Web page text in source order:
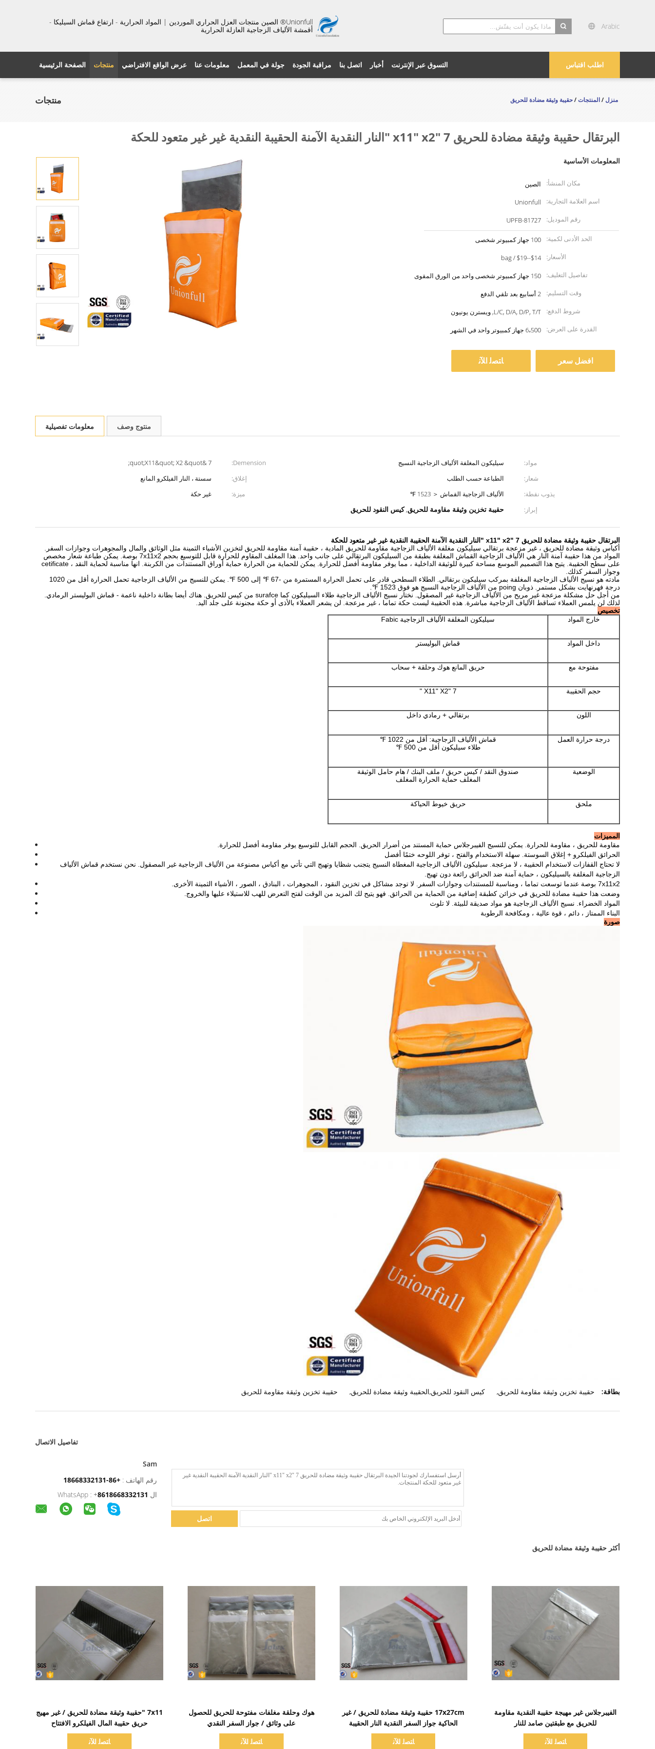
Unionfull® الصين منتجات العزل الحراري الموردين | المواد الحرارية - ارتفاع قماش السيليكا -
أقمشة الألياف الزجاجية العازلة الحرارية
Arabic
اطلب اقتباس الصفحة الرئيسية منتجات عرض الواقع الافتراضي معلومات عنا جولة في المعمل مراقبة الجودة اتصل بنا أخبار التسوق عبر الإنترنت
منتجات منزل/المنتجات/حقيبة وثيقة مضادة للحريق
البرتقال حقيبة وثيقة مضادة للحريق 7 "x11" x2 "النار النقدية الآمنة الحقيبة النقدية غير غير متعود للحكة
المعلومات الأساسية
مكان المنشأ:
الصين
اسم العلامة التجارية:
Unionfull
رقم الموديل:
UPFB-81727
الحد الأدنى لكمية:
100 جهاز كمبيوتر شخصى
الأسعار:
$14--$19 / bag
تفاصيل التغليف:
150 جهاز كمبيوتر شخصى واحد من الورق المقوى
وقت التسليم:
2 أسابيع بعد تلقي الدفع
شروط الدفع:
L/C, D/A, D/P, T/T, ويسترن يونيون
القدرة على العرض:
6،500 جهاز كمبيوتر واحد في الشهر
افضل سعر ﺎﺘﺼﻟ ﺍﻶﻧ
معلومات تفصيلية منتوج وصف
مواد: سيليكون المغلفة الألياف الزجاجية النسيج Demension:
7 &quot;X11&quot; X2 &quot;
شعار:
الطباعة حسب الطلب إغلاق:
سستة ، النار الفيلكرو المانع
يذوب نقطة:
الألياف الزجاجية القماش ＜ 1523 ℉ ميزة:
غير حكة
إبراز:
حقيبة تخزين وثيقة مقاومة للحريق,كيس النقود للحريق
البرتقال حقيبة وثيقة مضادة للحريق 7 "x11" x2 "النار النقدية الآمنة الحقيبة النقدية غير غير متعود للحكة
أكياس وثيقة مضادة للحريق ، غير مزعجة برتقالي سيليكون مغلفة الألياف الزجاجية مقاومة للحريق المادية ، حقيبة آمنة مقاومة للحريق لتخزين الأشياء الثمينة مثل الوثائق والمال والمجوهرات وجوازات السفر.
المواد من هذا حقيبة آمنة النار هي الألياف الزجاجية القماش المغلفة بطبقة من السيليكون البرتقالي على جانب واحد.
هذا المغلف المقاوم للحرارة قابل للتوسيع بحجم 7x11x2 بوصة.
يمكن طباعة شعار مخصص
على سطح الحقيبة.
يتيح هذا التصميم الموسع مساحة كبيرة للوثيقة الداخلية ، مما يوفر مقاومة أفضل للحرارة. يمكن للحماية من الحرارة حماية أوراق المستندات من الكربنة.
انها مناسبة لحماية النقد ، cetificate
وجواز السفر كذلك.
مادته هو نسيج الألياف الزجاجية المغلفة بمركب سيليكون برتقالي.
الطلاء السطحي قادر على تحمل الحرارة المستمرة من -67 ℉ إلى 500 ℉.
يمكن للنسيج من الألياف الزجاجية تحمل الحرارة أقل من 1020
درجة فهرنهايت بشكل مستمر.
ذوبان poing من الألياف الزجاجية النسيج هو فوق 1523 ℉.
من أجل حل مشكلة مزعجة غير مريح من الألياف الزجاجية غير المصقول.
نختار نسيج الألياف الزجاجية طلاء السيليكون كما surafce من كيس للحريق.
هناك أيضا بطانة داخلية ناعمة - قماش البوليستر الرمادي.
لذلك لن يلمس العملاء تساقط الألياف الزجاجية مباشرة. هذه الحقيبة ليست حكة تماما ، غير مزعجة.
لن يشعر العملاء بالأذى أو حكة مجنونة على جلد اليد.
تخصيص
خارج المواد
سيليكون المغلفة الألياف الزجاجية Fabic
داخل المواد قماش البوليستر
مفتوحة مع حريق المانع هوك وحلقة + سحاب
حجم الحقيبة 7 "X11" X2 "
اللون برتقالي + رمادي داخل
درجة حرارة العمل
قماش الألياف الزجاجية: أقل من 1022 ℉
طلاء سيليكون أقل من 500 ℉
الوضعية
صندوق النقد / كيس حريق / ملف البنك / هام حامل الوثيقة
المغلف حماية الحرارة المغلف
ملحق حريق خيوط الحياكة
المميزات
مقاومة للحريق ، مقاومة للحرارة.
يمكن للنسيج الفيبرجلاس حماية المستند من أضرار الحريق.
الحجم القابل للتوسيع يوفر مقاومة أفضل للحرارة.
الحرائق الفيلكرو + إغلاق السوستة.
سهلة الاستخدام والفتح ، توفر اللوحه ختمًا أفضل
لا تحتاج القفازات لاستخدام الحقيبة ، لا مزعجة.
سيليكون الألياف الزجاجية المغطاة النسيج يتجنب شظايا وتهيج التي تأتي مع أكياس مصنوعة من الألياف الزجاجية غير المصقول.
نحن نستخدم قماش الألياف
الزجاجية المغلفة بالسيليكون ، حماية آمنة ضد الحرائق رائعة دون تهيج.
7x11x2 بوصة عندما توسعت تماما ، ومناسبة للمستندات وجوازات السفر.
لا توجد مشاكل في تخزين النقود ، المجوهرات ، البنادق ، الصور ، الأشياء الثمينة الأخرى.
وضعت هذا حقيبة مضادة للحريق في خزائن كطبقة إضافية من الحماية من الحرائق.
فهو يتيح لك المزيد من الوقت لفتح التعرض للهب للاستيلاء عليها والخروج.
المواد الخضراء.
نسيج الألياف الزجاجية هو مواد صديقة للبيئة.
لا تلوث
البناء الممتاز ، دائم ، قوة عالية ، ومكافحة الرطوبة
صورة
بطاقة: حقيبة تخزين وثيقة مقاومة للحريق, كيس النقود للحريق,الحقيبة وثيقة مضادة للحريق, حقيبة تخزين وثيقة مقاومة للحريق
تفاصيل الاتصال
Sam
رقم الهاتف : +86-18668332131
ال WhatsApp :
+8618668332131
اتصل
أكثر حقيبة وثيقة مضادة للحريق
7x11 "حقيبة وثيقة مضادة للحريق / غير مهيج
حريق حقيبة المال الفيلكرو الافتتاح
ﺎﺘﺼﻟ ﺍﻶﻧ
هوك وحلقة مغلفات مفتوحة للحريق للحصول
على وثائق / جواز السفر النقدي
ﺎﺘﺼﻟ ﺍﻶﻧ
17x27cm حقيبة وثيقة مضادة للحريق / غير
الحاكية جواز السفر النقدية النار الحقيبة
ﺎﺘﺼﻟ ﺍﻶﻧ
الفيبرجلاس غير مهيجة حقيبة النقدية مقاومة
للحريق مع طبقتين صامد للنار
ﺎﺘﺼﻟ ﺍﻶﻧ